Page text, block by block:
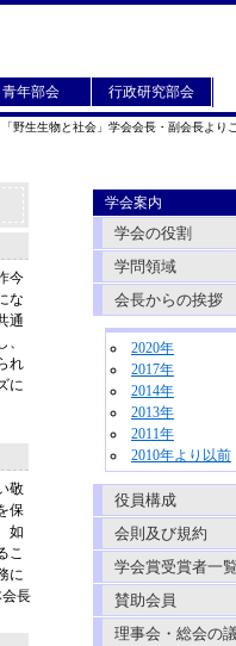
青年部会 行政研究部会
「野生生物と社会」学会会長・副会長より
今
な
通
れ
に
敬
保
如
こ
に
長
学会案内
学会の役割
学問領域
会長からの挨拶
2020年
2017年
2014年
2013年
2011年
2010年より以前
役員構成
会則及び規約
学会賞受賞者一覧
賛助会員
理事会・総会の